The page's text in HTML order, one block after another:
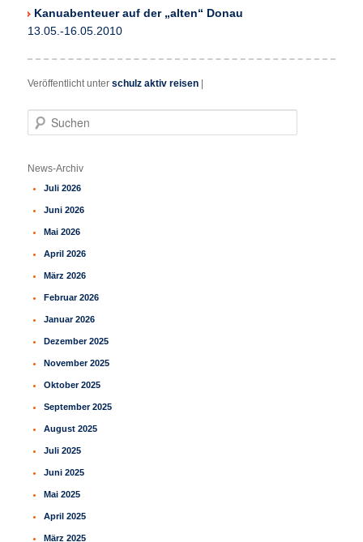
Kanuabenteuer auf der „alten“ Donau
13.05.-16.05.2010
Veröffentlicht unter schulz aktiv reisen
h
n
News-Archiv
Juli 2026
Juni 2026
Mai 2026
April 2026
März 2026
Februar 2026
Januar 2026
Dezember 2025
November 2025
Oktober 2025
September 2025
August 2025
Juli 2025
Juni 2025
Mai 2025
April 2025
März 2025